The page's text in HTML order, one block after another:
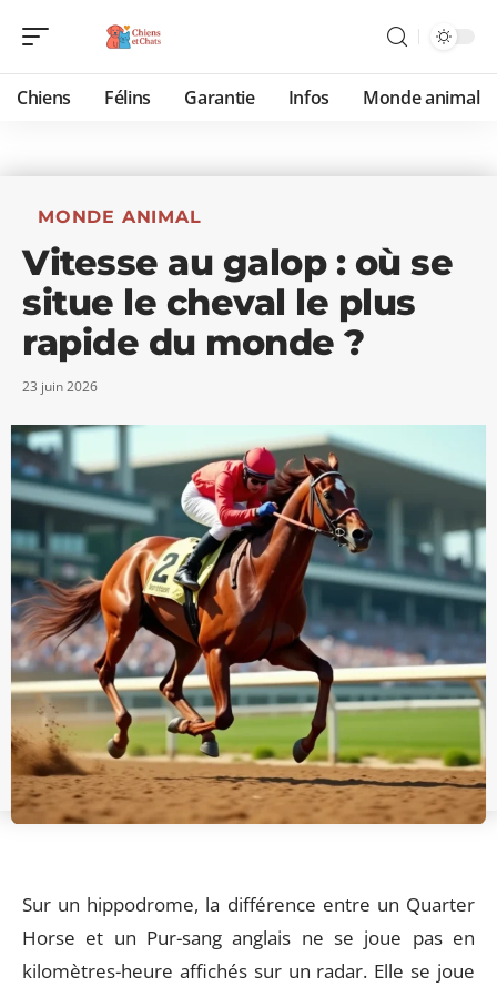
Chiens Félins Garantie Infos Monde animal
MONDE ANIMAL
Vitesse au galop : où se
situe le cheval le plus
rapide du monde ?
23 juin 2026
Sur un hippodrome, la différence entre un Quarter
Horse et un Pur-sang anglais ne se joue pas en
kilomètres-heure affichés sur un radar. Elle se joue